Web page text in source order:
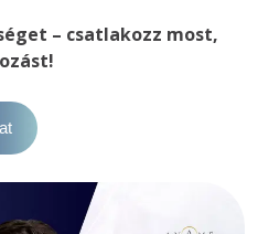
– csatlakozz most,